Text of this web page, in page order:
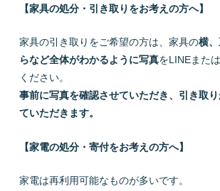
【家具の処分・引き取りをお考えの方へ】
家具の引き取りをご希望の方は、家具の横
らなど全体がわかるように写真をLINEまた
ください。
事前に写真を確認させていただき、引き取
ていただきます。
【家電の処分・寄付をお考えの方へ】
家電は再利用可能なものが多いです。